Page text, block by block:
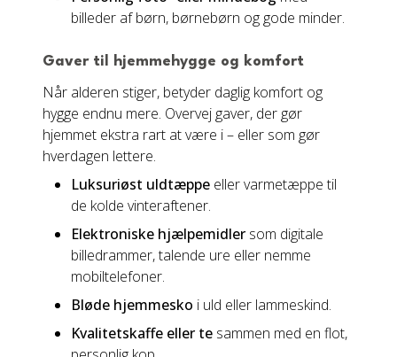
billeder af børn, børnebørn og gode minder.
Gaver til hjemmehygge og komfort
Når alderen stiger, betyder daglig komfort og
hygge endnu mere. Overvej gaver, der gør
hjemmet ekstra rart at være i – eller som gør
hverdagen lettere.
Luksuriøst uldtæppe eller varmetæppe til
de kolde vinteraftener.
Elektroniske hjælpemidler som digitale
billedrammer, talende ure eller nemme
mobiltelefoner.
Bløde hjemmesko i uld eller lammeskind.
Kvalitetskaffe eller te sammen med en flot,